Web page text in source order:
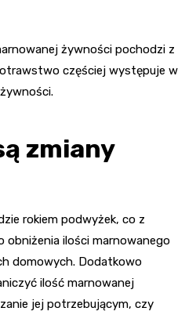
żywności pochodzi z
częściej występuje w
zmiany
rokiem podwyżek, co z
obniżenia ilości marnowanego
domowych. Dodatkowo
ilość marnowanej
jej potrzebującym, czy